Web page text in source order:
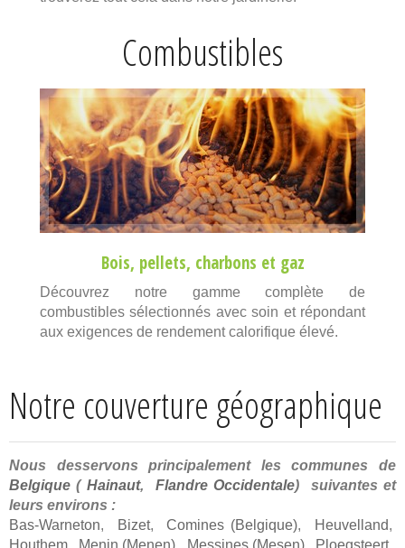
Combustibles
Bois, pellets, charbons et gaz
Découvrez notre gamme complète de
combustibles sélectionnés avec soin et répondant
aux exigences de rendement calorifique élevé.
Notre couverture géographique
Nous desservons principalement les communes de
Belgique ( Hainaut, Flandre Occidentale) suivantes et
leurs environs :
Bas-Warneton, Bizet,Comines (Belgique), Heuvelland,